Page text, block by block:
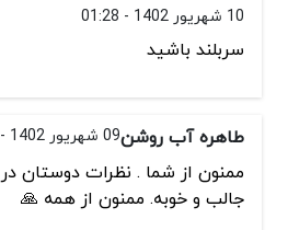
10 شهریور 1402 - 01:28
سربلند باشید
طاهره آب روشن09 شهریور 1402 - 23:19
ممنون از شما . نظرات دوستان
جالب و خوبه. ممنون از همه 🙏